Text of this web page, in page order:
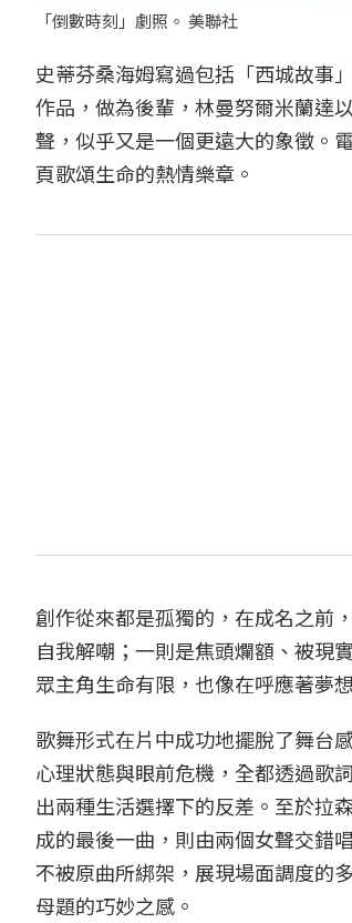
「倒數時刻」劇照。 美聯社
史蒂芬桑海姆寫過包括「西城故事
作品，做為後輩，林曼努爾米蘭達
聲，似乎又是一個更遠大的象徵。
頁歌頌生命的熱情樂章。
創作從來都是孤獨的，在成名之前
自我解嘲；一則是焦頭爛額、被現
眾主角生命有限，也像在呼應著夢
歌舞形式在片中成功地擺脫了舞台
心理狀態與眼前危機，全都透過歌
出兩種生活選擇下的反差。至於拉
成的最後一曲，則由兩個女聲交錯
不被原曲所綁架，展現場面調度的
母題的巧妙之感。